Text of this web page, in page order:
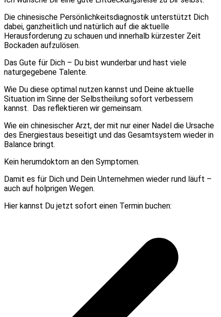
Die chinesische Persönlichkeitsdiagnostik unterstützt Dich
dabei, ganzheitlich und natürlich auf die aktuelle
Herausforderung zu schauen und innerhalb kürzester Zeit
Bockaden aufzulösen.
Das Gute für Dich – Du bist wunderbar und hast viele
naturgegebene Talente.
Wie Du diese optimal nutzen kannst und Deine aktuelle
Situation im Sinne der Selbstheilung sofort verbessern
kannst. Das reflektieren wir gemeinsam.
Wie ein chinesischer Arzt, der mit nur einer Nadel die Ursache
des Energiestaus beseitigt und das Gesamtsystem wieder in
Balance bringt.
Kein herumdoktorn an den Symptomen.
Damit es für Dich und Dein Unternehmen wieder rund läuft –
auch auf holprigen Wegen.
Hier kannst Du jetzt sofort einen Termin buchen: